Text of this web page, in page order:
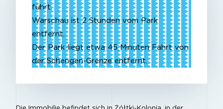
führt.
Warschau ist 2 Stunden vom Park
entfernt.
Der Park liegt etwa 45 Minuten Fahrt von
der Schengen-Grenze entfernt.